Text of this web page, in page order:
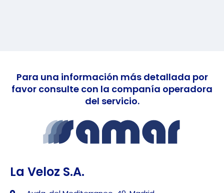
Para una información más detallada por
favor consulte con la companía operadora
del servicio.
La Veloz S.A.